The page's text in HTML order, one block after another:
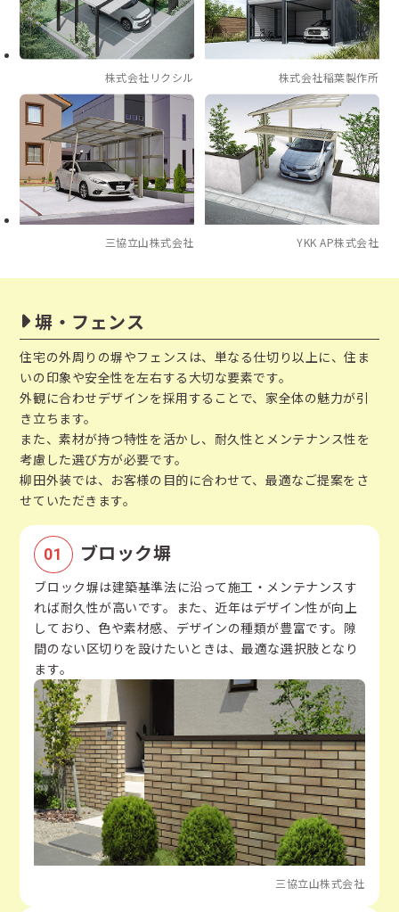
株式会社リクシル 株式会社稲葉製作所
三協立山株式会社 YKK AP株式会社
塀・フェンス
住宅の外周りの塀やフェンスは、単なる仕切り以上に、住ま
いの印象や安全性を左右する大切な要素です。
外観に合わせデザインを採用することで、家全体の魅力が引
き立ちます。
また、素材が持つ特性を活かし、耐久性とメンテナンス性を
考慮した選び方が必要です。
柳田外装では、お客様の目的に合わせて、最適なご提案をさ
せていただきます。
ブロック塀
ブロック塀は建築基準法に沿って施工・メンテナンスす
れば耐久性が高いです。また、近年はデザイン性が向上
しており、色や素材感、デザインの種類が豊富です。隙
間のない区切りを設けたいときは、最適な選択肢となり
ます。
三協立山株式会社